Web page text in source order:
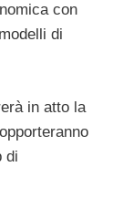
con
di
in atto la
di